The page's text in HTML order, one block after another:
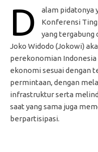
D
alam pidatonya
Konferensi
yang tergabung
Joko Widodo (Jokowi)
perekonomian Indonesia
ekonomi sesuai dengan
permintaan, dengan
infrastruktur serta
saat yang sama juga
berpartisipasi.